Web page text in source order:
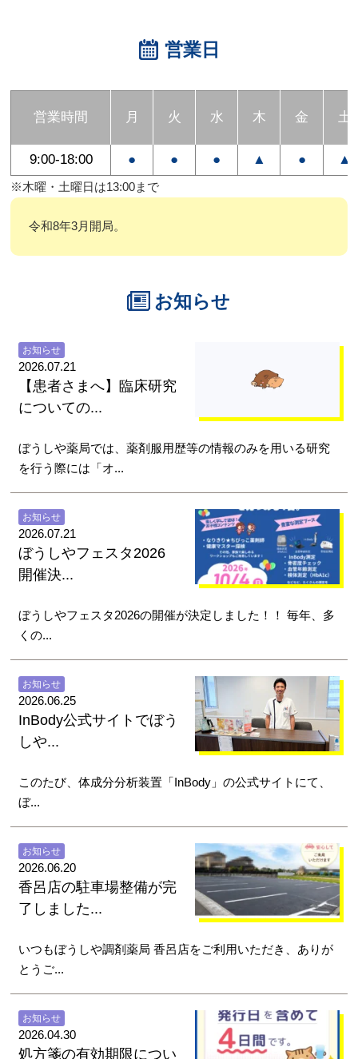
営業日
営業時間 月 火 水 木 金 土
9:00-18:00 ● ● ● ▲ ● ▲
※木曜・土曜日は13:00まで
令和8年3月開局。
お知らせ
2026.07.21
お知らせ
【患者さまへ】臨床研究
についての...
ぼうしや薬局では、薬剤服用歴等の情報のみを用いる研究
を行う際には「オ...
2026.07.21
お知らせ
ぼうしやフェスタ2026
開催決...
ぼうしやフェスタ2026の開催が決定しました！！ 毎年、多
くの...
2026.06.25
お知らせ
InBody公式サイトでぼう
しや...
このたび、体成分分析装置「InBody」の公式サイトにて、
ぼ...
2026.06.20
お知らせ
香呂店の駐車場整備が完
了しました...
いつもぼうしや調剤薬局 香呂店をご利用いただき、ありが
とうご...
2026.04.30
お知らせ
処方箋の有効期限につい